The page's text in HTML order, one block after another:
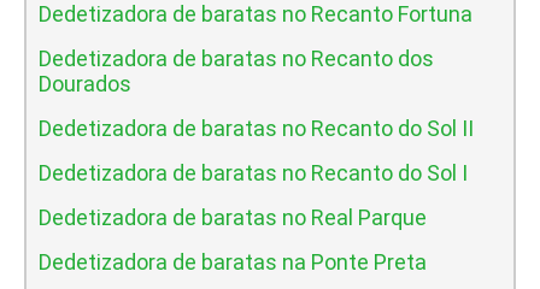
Dedetizadora de baratas no Recanto Fortuna
Dedetizadora de baratas no Recanto dos
Dourados
Dedetizadora de baratas no Recanto do Sol II
Dedetizadora de baratas no Recanto do Sol I
Dedetizadora de baratas no Real Parque
Dedetizadora de baratas na Ponte Preta